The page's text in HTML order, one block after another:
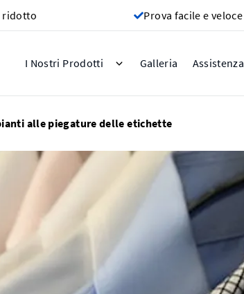
ridotto Prova facile e veloce
I Nostri Prodotti Galleria Assistenza
alle piegature delle etichette